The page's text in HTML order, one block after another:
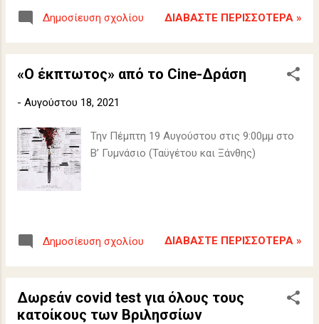
Δημοσίευση σχολίου ΔΙΑΒΆΣΤΕ ΠΕΡΙΣΣΌΤΕΡΑ »
«Ο έκπτωτος» από το Cine-Δράση
- Αυγούστου 18, 2021
Την Πέμπτη 19 Αυγούστου στις 9:00μμ στο
B’ Γυμνάσιο (Ταϋγέτου και Ξάνθης)
Δημοσίευση σχολίου ΔΙΑΒΆΣΤΕ ΠΕΡΙΣΣΌΤΕΡΑ »
Δωρεάν covid test για όλους τους
κατοίκους των Βριλησσίων